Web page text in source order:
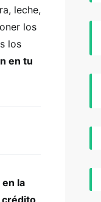
leche,
los
los
en tu
la